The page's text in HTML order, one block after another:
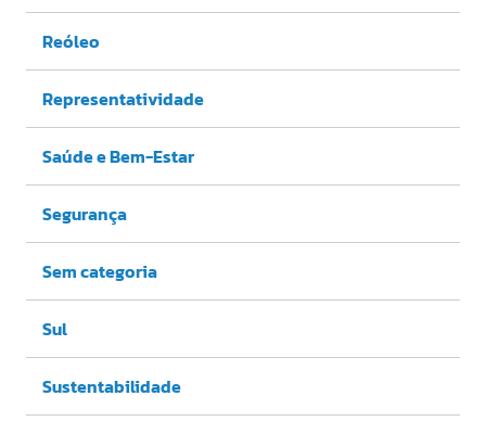
Reóleo
Representatividade
Saúde e Bem-Estar
Segurança
Sem categoria
Sul
Sustentabilidade